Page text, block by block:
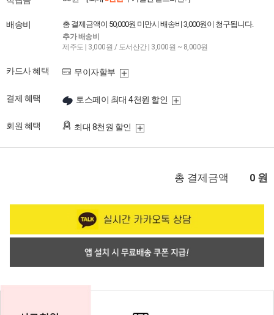
배송비 총 결제금액이 50,000원 미만시 배송비 3,000원이 청구됩니다.
추가 배송비
제주도 | 3,000원 / 도서산간 | 3,000원 ~ 8,000원
카드사 혜택 무이자할부
결제 혜택 토스페이 최대 4천원 할인
회원 혜택 최대 8천원 할인
총 결제금액 0 원